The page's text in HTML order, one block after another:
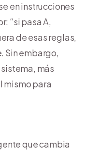
en instrucciones
“si pasa A,
de esas reglas,
Sin embargo,
más
mismo para
que cambia